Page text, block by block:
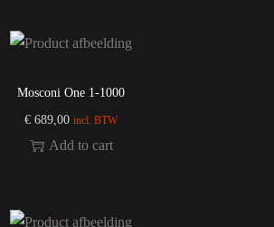
Mosconi One 1-1000
€ 689,00 incl. BTW
Add to cart